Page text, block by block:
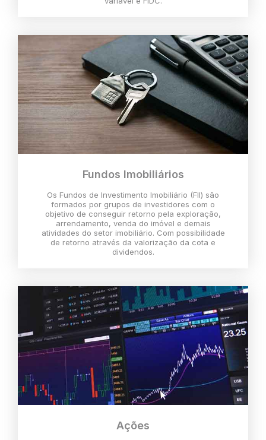
Fundos Imobiliários
Os Fundos de Investimento Imobiliário (FII) são
formados por grupos de investidores com o
objetivo de conseguir retorno pela exploração,
arrendamento, venda do imóvel e demais
atividades do setor imobiliário. Com possibilidade
de retorno através da valorização da cota e
dividendos.
Ações